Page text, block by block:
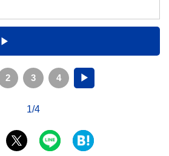
2 3 4 ▶
1/4